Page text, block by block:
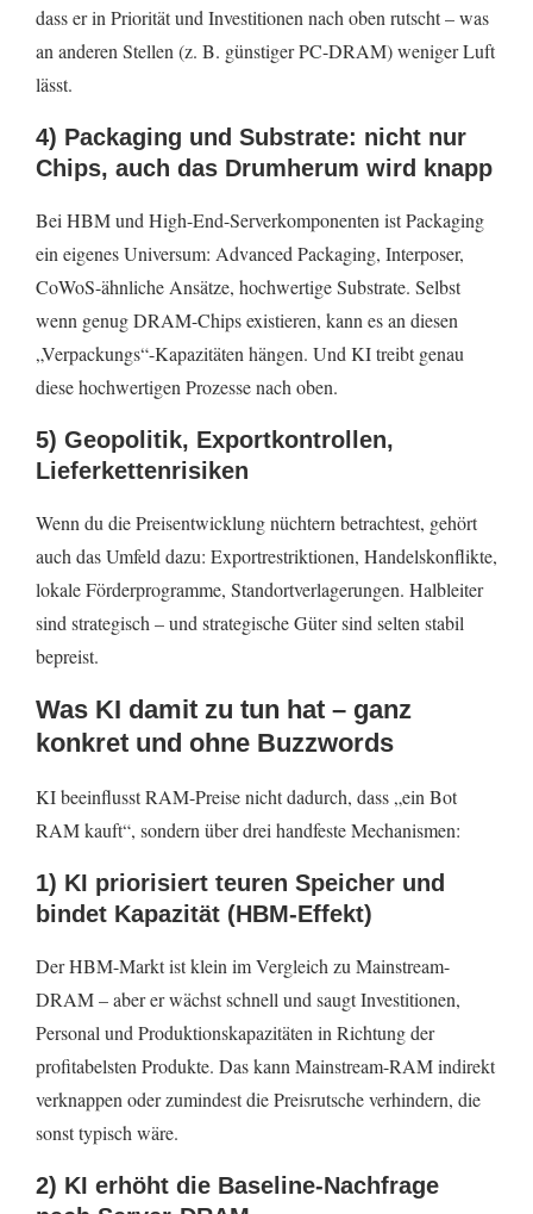
dass er in Priorität und Investitionen nach oben rutscht – was
an anderen Stellen (z. B. günstiger PC-DRAM) weniger Luft
lässt.
4) Packaging und Substrate: nicht nur
Chips, auch das Drumherum wird knapp
Bei HBM und High-End-Serverkomponenten ist Packaging
ein eigenes Universum: Advanced Packaging, Interposer,
CoWoS-ähnliche Ansätze, hochwertige Substrate. Selbst
wenn genug DRAM-Chips existieren, kann es an diesen
„Verpackungs“-Kapazitäten hängen. Und KI treibt genau
diese hochwertigen Prozesse nach oben.
5) Geopolitik, Exportkontrollen,
Lieferkettenrisiken
Wenn du die Preisentwicklung nüchtern betrachtest, gehört
auch das Umfeld dazu: Exportrestriktionen, Handelskonflikte,
lokale Förderprogramme, Standortverlagerungen. Halbleiter
sind strategisch – und strategische Güter sind selten stabil
bepreist.
Was KI damit zu tun hat – ganz
konkret und ohne Buzzwords
KI beeinflusst RAM-Preise nicht dadurch, dass „ein Bot
RAM kauft“, sondern über drei handfeste Mechanismen:
1) KI priorisiert teuren Speicher und
bindet Kapazität (HBM-Effekt)
Der HBM-Markt ist klein im Vergleich zu Mainstream-
DRAM – aber er wächst schnell und saugt Investitionen,
Personal und Produktionskapazitäten in Richtung der
profitabelsten Produkte. Das kann Mainstream-RAM indirekt
verknappen oder zumindest die Preisrutsche verhindern, die
sonst typisch wäre.
2) KI erhöht die Baseline-Nachfrage